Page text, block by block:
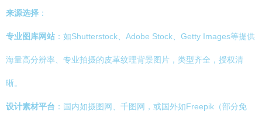
来源选择 ：
专业图库网站 ：如Shutterstock、Adobe Stock、Getty Images等提供
海量高分辨率、专业拍摄的皮革纹理背景图片，类型齐全，授权清
晰。
设计素材平台 ：国内如摄图网、千图网，或国外如Freepik（部分免